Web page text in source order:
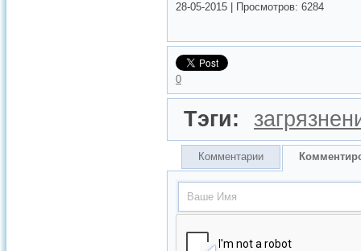
28-05-2015 Просмотров: 6284
0
Тэги:
Комментарии